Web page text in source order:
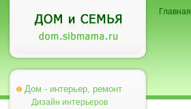
Дом - интерьер, ремонт
Дизайн интерьеров
Главная